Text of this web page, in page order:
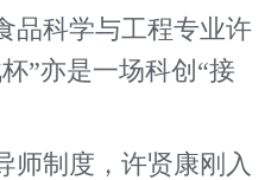
科学与工程专业许
”亦是一场科创“接
制度，许贤康刚入